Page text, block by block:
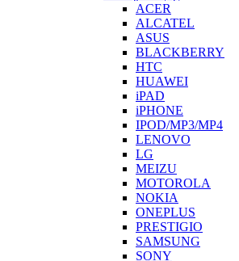
ACER
ALCATEL
ASUS
BLACKBERRY
HTC
HUAWEI
iPAD
iPHONE
IPOD/MP3/MP4
LENOVO
LG
MEIZU
MOTOROLA
NOKIA
ONEPLUS
PRESTIGIO
SAMSUNG
SONY